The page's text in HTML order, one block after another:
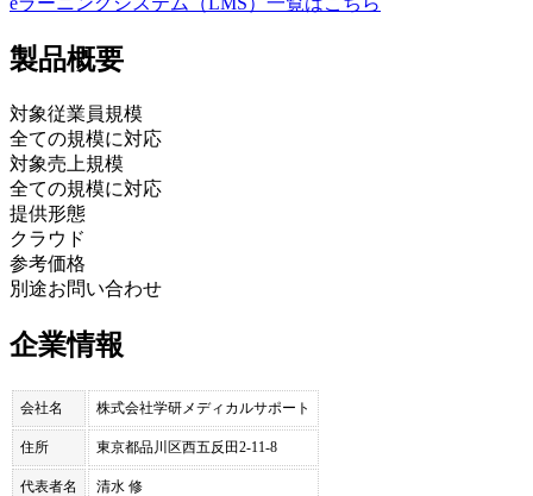
製品概要
対象従業員規模
全ての規模に対応
対象売上規模
全ての規模に対応
提供形態
クラウド
参考価格
別途お問い合わせ
企業情報
会社名 株式会社学研メディカルサポート
住所 東京都品川区西五反田2-11-8
代表者名 清水 修